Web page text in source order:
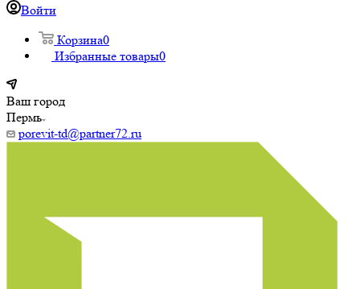
Войти
Корзина0
Избранные товары0
Ваш город
Пермь
porevit-td@partner72.ru